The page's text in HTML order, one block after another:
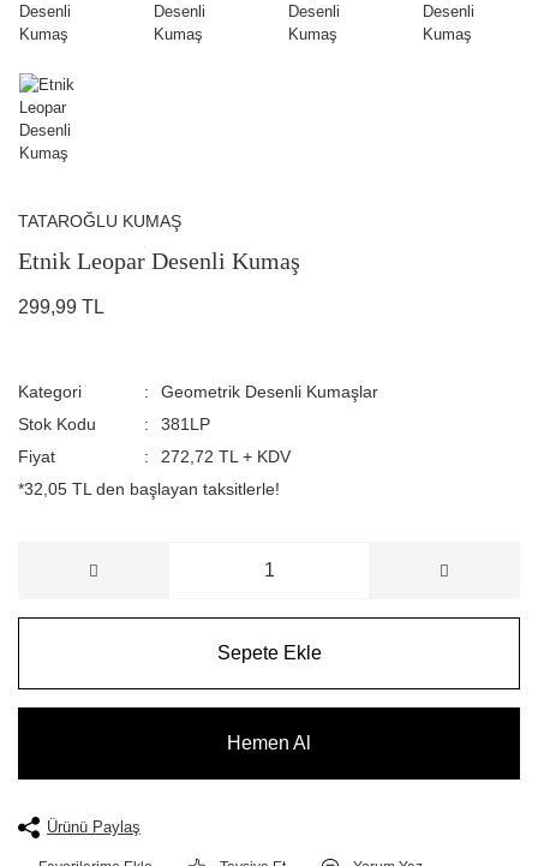
TATAROĞLU KUMAŞ
Etnik Leopar Desenli Kumaş
299,99 TL
Kategori
Geometrik Desenli Kumaşlar
Stok Kodu
381LP
Fiyat
272,72 TL + KDV
*32,05 TL den başlayan taksitlerle!
Sepete Ekle
Hemen Al
Ürünü Paylaş